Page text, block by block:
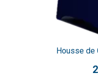
Housse de